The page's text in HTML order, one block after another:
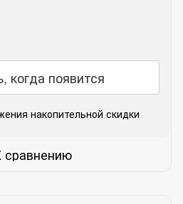
когда появится
накопительной скидки
сравнению